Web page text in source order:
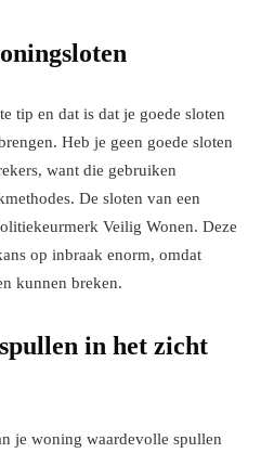
tip en dat is dat je goede sloten
Heb je geen goede sloten
want die gebruiken
De sloten van een
Veilig Wonen. Deze
op inbraak enorm, omdat
kunnen breken.
in het zicht
je woning waardevolle spullen